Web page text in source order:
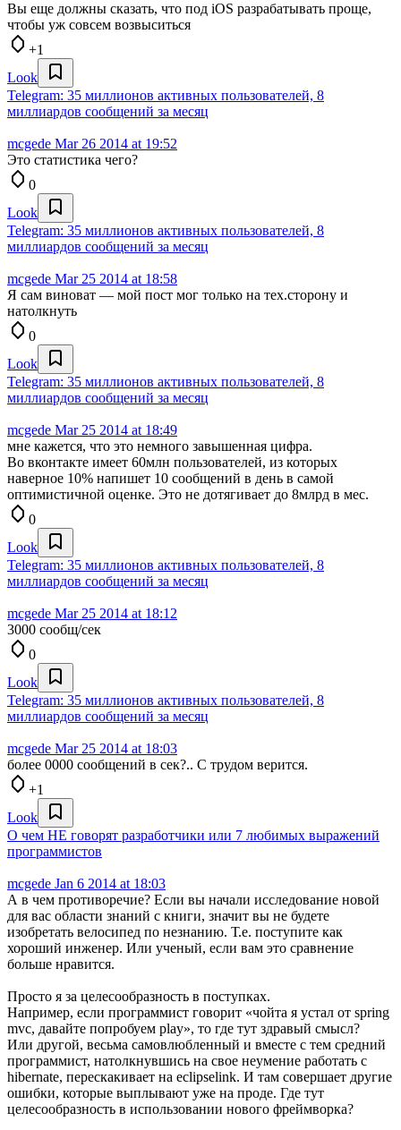
Вы еще должны сказать, что под iOS разрабатывать проще,
чтобы уж совсем возвыситься
+1
Look
Telegram: 35 миллионов активных пользователей, 8
миллиардов сообщений за месяц
mcgede Mar 26 2014 at 19:52
Это статистика чего?
0
Look
Telegram: 35 миллионов активных пользователей, 8
миллиардов сообщений за месяц
mcgede Mar 25 2014 at 18:58
Я сам виноват — мой пост мог только на тех.сторону и
натолкнуть
0
Look
Telegram: 35 миллионов активных пользователей, 8
миллиардов сообщений за месяц
mcgede Mar 25 2014 at 18:49
мне кажется, что это немного завышенная цифра.
Во вконтакте имеет 60млн пользователей, из которых
наверное 10% напишет 10 сообщений в день в самой
оптимистичной оценке. Это не дотягивает до 8млрд в мес.
0
Look
Telegram: 35 миллионов активных пользователей, 8
миллиардов сообщений за месяц
mcgede Mar 25 2014 at 18:12
3000 сообщ/сек
0
Look
Telegram: 35 миллионов активных пользователей, 8
миллиардов сообщений за месяц
mcgede Mar 25 2014 at 18:03
более 0000 сообщений в сек?.. С трудом верится.
+1
Look
О чем НЕ говорят разработчики или 7 любимых выражений
программистов
mcgede Jan 6 2014 at 18:03
А в чем противоречие? Если вы начали исследование новой
для вас области знаний с книги, значит вы не будете
изобретать велосипед по незнанию. Т.е. поступите как
хороший инженер. Или ученый, если вам это сравнение
больше нравится.
Просто я за целесообразность в поступках.
Например, если программист говорит «чойта я устал от spring
mvc, давайте попробуем play», то где тут здравый смысл?
Или другой, весьма самовлюбленный и вместе с тем средний
программист, натолкнувшись на свое неумение работать с
hibernate, перескакивает на eclipselink. И там совершает другие
ошибки, которые выплывают уже на проде. Где тут
целесообразность в использовании нового фреймворка?